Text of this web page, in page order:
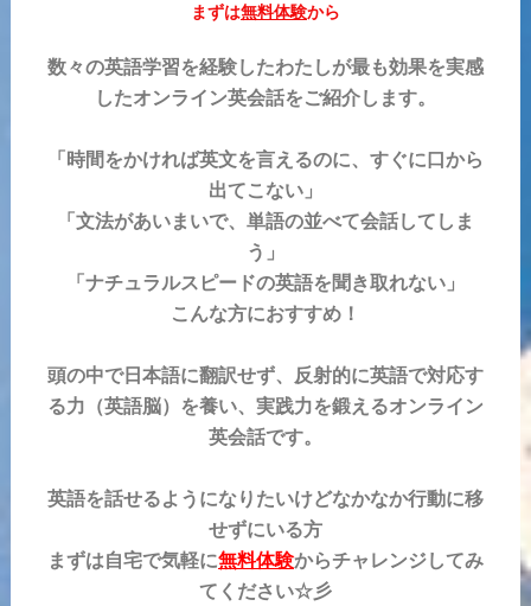
まずは無料体験から
数々の英語学習を経験したわたしが最も効果を実感
したオンライン英会話をご紹介します。
「時間をかければ英文を言えるのに、すぐに口から
出てこない」
「文法があいまいで、単語の並べて会話してしま
う」
「ナチュラルスピードの英語を聞き取れない」
こんな方におすすめ！
頭の中で日本語に翻訳せず、反射的に英語で対応す
る力（英語脳）を養い、実践力を鍛えるオンライン
英会話です。
英語を話せるようになりたいけどなかなか行動に移
せずにいる方
まずは自宅で気軽に無料体験からチャレンジしてみ
てください☆彡